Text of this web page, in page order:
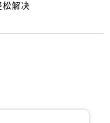
安徽省滁州市琅琊区南谯北路万国售后服务中心（需提前预约）
安徽省黄山市屯溪区黄山西路万国售后服务中心（需提前预约）
松解决